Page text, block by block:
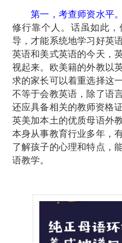
第一，考查师资水平
修行靠个人。话虽如此
导，才能系统地学习好英
英语和美式英语的今天，
视起来。欧美籍的外教以
求的家长可以着重选择这
不等于会教英语，除了语
还应具备相关的教师资格
英美加本土的优质母语外
本身从事教育行业多年，
了解孩子的心理和特点，
语教学。